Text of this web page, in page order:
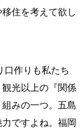
住を考えて欲し
口作りも私たち
光以上の『関係
みの一つ。五島
ですよね。福岡